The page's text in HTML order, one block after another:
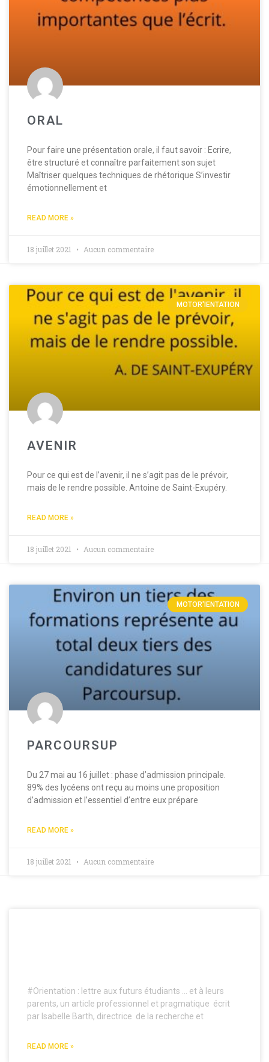
ORAL
Pour faire une présentation orale, il faut savoir : Ecrire,
être structuré et connaître parfaitement son sujet
Maîtriser quelques techniques de rhétorique S’investir
émotionnellement et
READ MORE »
18 juillet 2021 Aucun commentaire
MOTOR'IENTATION
AVENIR
Pour ce qui est de l’avenir, il ne s’agit pas de le prévoir,
mais de le rendre possible. Antoine de Saint-Exupéry.
READ MORE »
18 juillet 2021 Aucun commentaire
MOTOR'IENTATION
PARCOURSUP
Du 27 mai au 16 juillet : phase d’admission principale.
89% des lycéens ont reçu au moins une proposition
d’admission et l’essentiel d’entre eux prépare
READ MORE »
18 juillet 2021 Aucun commentaire
#Orientation : lettre aux futurs étudiants … et à leurs
parents, un article professionnel et pragmatique écrit
par Isabelle Barth, directrice de la recherche et
READ MORE »